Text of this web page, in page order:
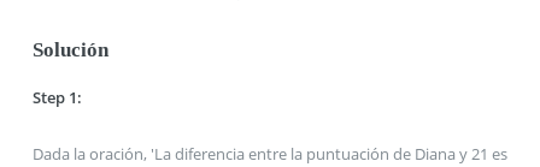
Solución
Step 1:
Dada la oración, 'La diferencia entre la puntuación de Diana y 21 es